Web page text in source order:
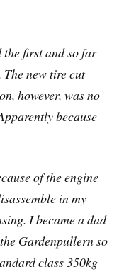
the first and so far
new tire cut
however, was no
because
of the engine
in my
I became a dad
Gardenpullern so
class 350kg